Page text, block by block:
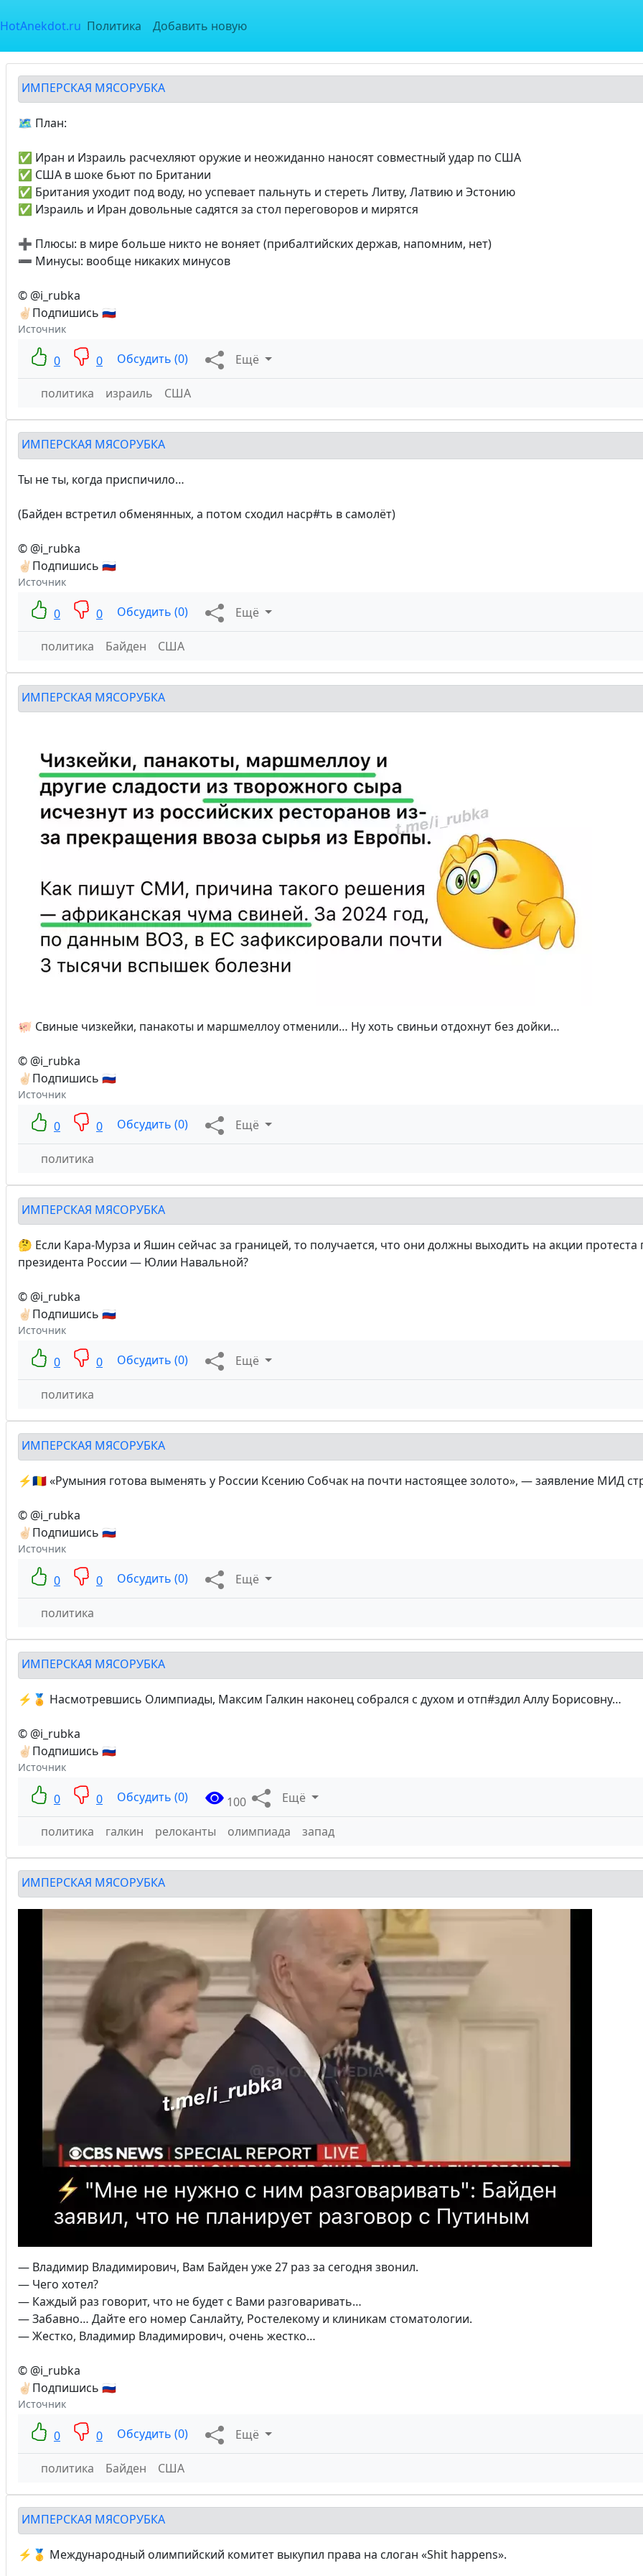
HotAnekdot.ru Политика Добавить новую
ИМПЕРСКАЯ МЯСОРУБКА
🗺️ План:
✅ Иран и Израиль расчехляют оружие и неожиданно наносят совместный удар по США
✅ США в шоке бьют по Британии
✅ Британия уходит под воду, но успевает пальнуть и стереть Литву, Латвию и Эстонию
✅ Израиль и Иран довольные садятся за стол переговоров и мирятся
➕ Плюсы: в мире больше никто не воняет (прибалтийских держав, напомним, нет)
➖ Минусы: вообще никаких минусов
© @i_rubka
✌🏻Подпишись 🇷🇺
Источник
0 0 Обсудить (0) Ещё
политика израиль США
ИМПЕРСКАЯ МЯСОРУБКА
Ты не ты, когда приспичило…
(Байден встретил обменянных, а потом сходил наср#ть в самолёт)
© @i_rubka
✌🏻Подпишись 🇷🇺
Источник
0 0 Обсудить (0) Ещё
политика Байден США
ИМПЕРСКАЯ МЯСОРУБКА
🐖 Свиные чизкейки, панакоты и маршмеллоу отменили… Ну хоть свиньи отдохнут без дойки…
© @i_rubka
✌🏻Подпишись 🇷🇺
Источник
0 0 Обсудить (0) Ещё
политика
ИМПЕРСКАЯ МЯСОРУБКА
🤔 Если Кара-Мурза и Яшин сейчас за границей, то получается, что они должны выходить на акции
президента России — Юлии Навальной?
© @i_rubka
✌🏻Подпишись 🇷🇺
Источник
0 0 Обсудить (0) Ещё
политика
ИМПЕРСКАЯ МЯСОРУБКА
⚡️🇷🇴 «Румыния готова выменять у России Ксению Собчак на почти настоящее золото», — заявление МИД
© @i_rubka
✌🏻Подпишись 🇷🇺
Источник
0 0 Обсудить (0) Ещё
политика
ИМПЕРСКАЯ МЯСОРУБКА
⚡️🏅 Насмотревшись Олимпиады, Максим Галкин наконец собрался с духом и отп#здил Аллу Борисовну…
© @i_rubka
✌🏻Подпишись 🇷🇺
Источник
0 0 Обсудить (0) 100 Ещё
политика галкин релоканты олимпиада запад
ИМПЕРСКАЯ МЯСОРУБКА
— Владимир Владимирович, Вам Байден уже 27 раз за сегодня звонил.
— Чего хотел?
— Каждый раз говорит, что не будет с Вами разговаривать…
— Забавно… Дайте его номер Санлайту, Ростелекому и клиникам стоматологии.
— Жестко, Владимир Владимирович, очень жестко…
© @i_rubka
✌🏻Подпишись 🇷🇺
Источник
0 0 Обсудить (0) Ещё
политика Байден США
ИМПЕРСКАЯ МЯСОРУБКА
⚡️🥇 Международный олимпийский комитет выкупил права на слоган «Shit happens».